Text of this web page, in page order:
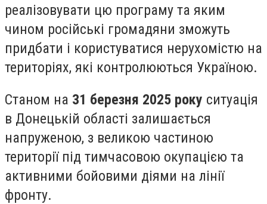
реалізовувати цю програму та яким
чином російські громадяни зможуть
придбати і користуватися нерухомістю на
територіях, які контролюються Україною.
Станом на 31 березня 2025 року ситуація
в Донецькій області залишається
напруженою, з великою частиною
території під тимчасовою окупацією та
активними бойовими діями на лінії
фронту.